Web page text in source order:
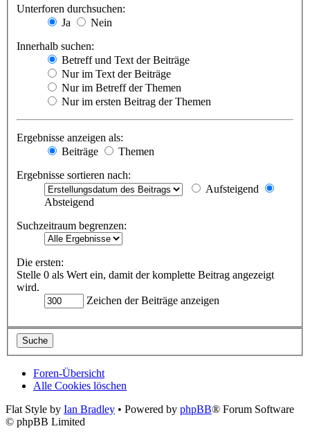
Unterforen durchsuchen:
Ja
Nein
Innerhalb suchen:
Betreff und Text der Beiträge
Nur im Text der Beiträge
Nur im Betreff der Themen
Nur im ersten Beitrag der Themen
Ergebnisse anzeigen als:
Beiträge
Themen
Ergebnisse sortieren nach:
Aufsteigend
Absteigend
Suchzeitraum begrenzen:
Die ersten:
Stelle 0 als Wert ein, damit der komplette Beitrag angezeigt
wird.
Zeichen der Beiträge anzeigen
Foren-Übersicht
Alle Cookies löschen
Flat Style by Ian Bradley • Powered by phpBB® Forum Software
© phpBB Limited